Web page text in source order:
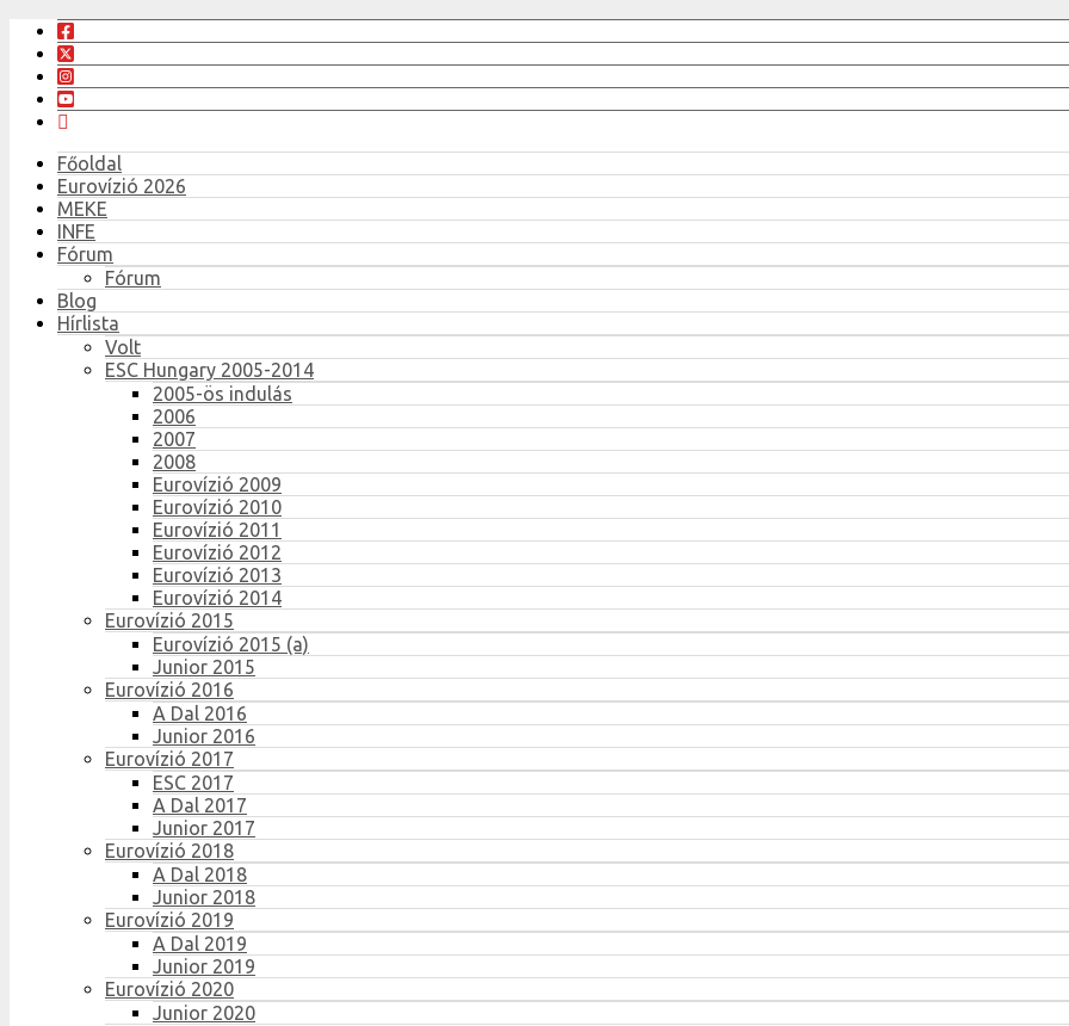
Főoldal
Eurovízió 2026
MEKE
INFE
Fórum
Fórum
Blog
Hírlista
Volt
ESC Hungary 2005-2014
2005-ös indulás
2006
2007
2008
Eurovízió 2009
Eurovízió 2010
Eurovízió 2011
Eurovízió 2012
Eurovízió 2013
Eurovízió 2014
Eurovízió 2015
Eurovízió 2015 (a)
Junior 2015
Eurovízió 2016
A Dal 2016
Junior 2016
Eurovízió 2017
ESC 2017
A Dal 2017
Junior 2017
Eurovízió 2018
A Dal 2018
Junior 2018
Eurovízió 2019
A Dal 2019
Junior 2019
Eurovízió 2020
Junior 2020